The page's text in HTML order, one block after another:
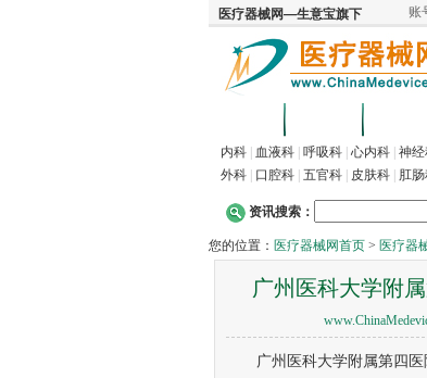
内科 血液科 呼吸科 心内科 神
外科
口腔科 五官科 皮肤科 肛
资讯搜索：
您的位置： 医疗器械网首页 > 医疗器
广州医科大学附
广州医科大学附属第四医